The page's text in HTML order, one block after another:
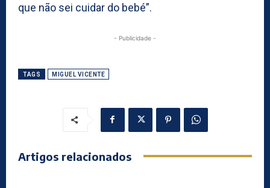
que não sei cuidar do bebé”.
- Publicidade -
TAGS MIGUEL VICENTE
Artigos relacionados